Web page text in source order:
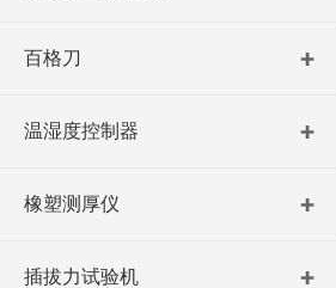
百格刀
温湿度控制器
橡塑测厚仪
插拔力试验机